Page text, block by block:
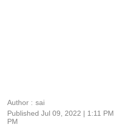
Author : sai
Published Jul 09, 2022 | 1:11 PM
PM